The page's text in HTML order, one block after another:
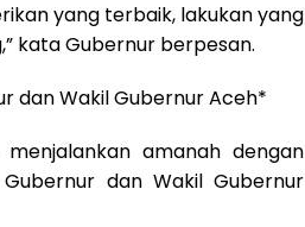
yang terbaik, lakukan yang
kata Gubernur berpesan.
dan Wakil Gubernur Aceh*
amanah dengan
dan Wakil Gubernur